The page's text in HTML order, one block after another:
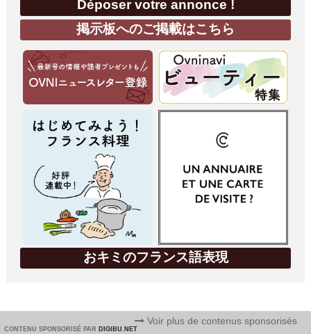
Déposer votre annonce !
掲示板へのご掲載はこちら
おキミのフランス語表現
CONTENU SPONSORISÉ PAR DIGIBU.NET
Voir plus de contenus sponsorisés